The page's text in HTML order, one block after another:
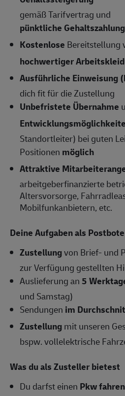
gemäß Tarifvertrag und
pünktliche
Kostenlose Bereitstellung
hochwertiger
Ausführliche Einweisung
dich fit für die Zustellung
Unbefristete Übernahme
Standortleiter) bei guten
Positionen möglich
Attraktive
arbeitgeberfinanzierte
Altersvorsorge,
Mobilfunkanbietern, etc.
Deine Aufgaben als
Zustellungvon Brief- und
zur Verfügung gestellten
Auslieferung an5
und Samstag)
Sendungen im
Zustellungmit unseren
bspw. vollelektrische
Was du als Zusteller bietest
Du darfst einen Pkw fahren